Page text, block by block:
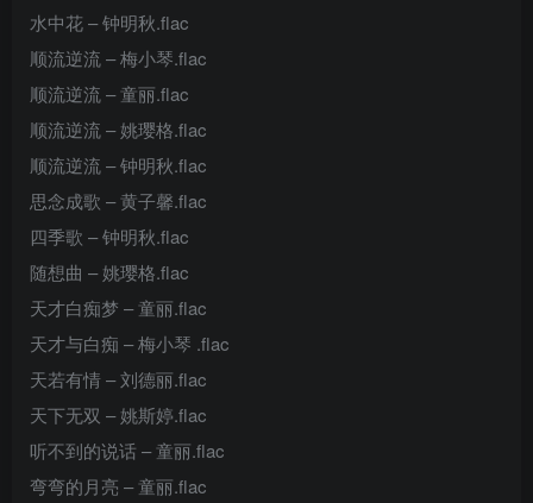
水中花 – 钟明秋.flac
顺流逆流 – 梅小琴.flac
顺流逆流 – 童丽.flac
顺流逆流 – 姚璎格.flac
顺流逆流 – 钟明秋.flac
思念成歌 – 黄子馨.flac
四季歌 – 钟明秋.flac
随想曲 – 姚璎格.flac
天才白痴梦 – 童丽.flac
天才与白痴 – 梅小琴 .flac
天若有情 – 刘德丽.flac
天下无双 – 姚斯婷.flac
听不到的说话 – 童丽.flac
弯弯的月亮 – 童丽.flac